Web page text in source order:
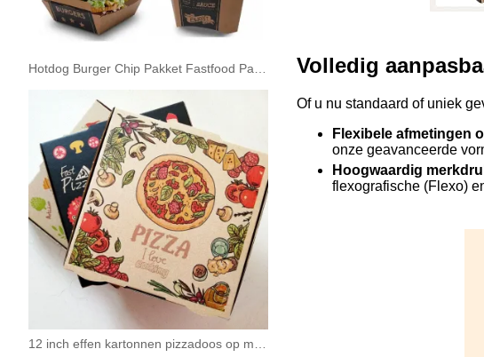
Volledig
Of u nu standaard of uniek
Flexibele afmetingen
onze geavanceerde
Hoogwaardig
flexografische (Flexo)